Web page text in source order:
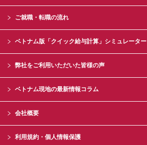
ご就職・転職の流れ
ベトナム版「クイック給与計算」シミュレーター
弊社をご利用いただいた皆様の声
ベトナム現地の最新情報コラム
会社概要
利用規約・個人情報保護